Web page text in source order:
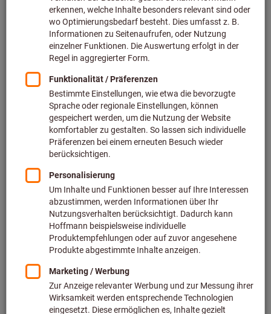
Preis pro 1 Stück
zzgl. Versandkosten
Netto: 30,80 €
In den Warenkorb
Sofort lieferbar Lieferzeit ca. 1-2 Werktage
Artikel merken Artikel teilen
Blätterkatalog